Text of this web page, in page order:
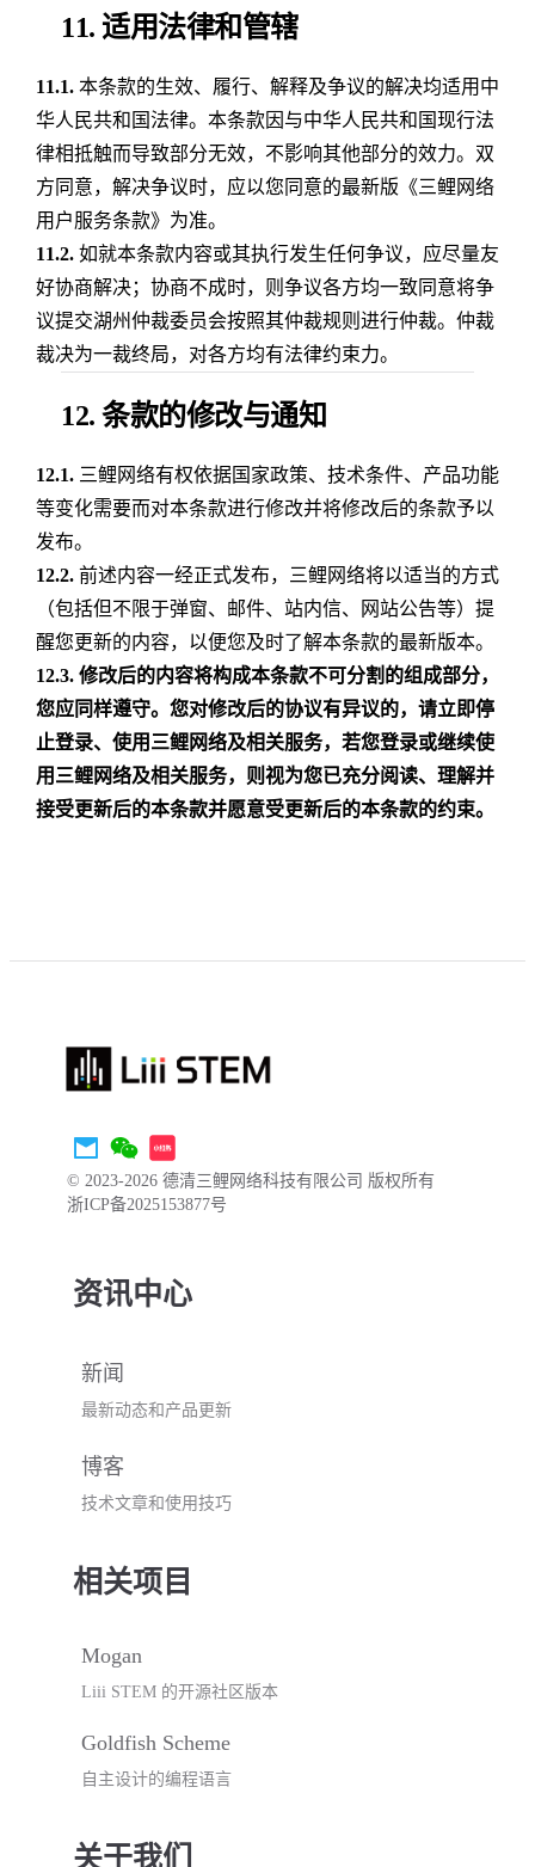
11. 适用法律和管辖
11.1.本条款的生效、履行、解释及争议的解决均适用中
华人民共和国法律。本条款因与中华人民共和国现行法
律相抵触而导致部分无效，不影响其他部分的效力。双
方同意，解决争议时，应以您同意的最新版《三鲤网络
用户服务条款》为准。
11.2.如就本条款内容或其执行发生任何争议，应尽量友
好协商解决；协商不成时，则争议各方均一致同意将争
议提交湖州仲裁委员会按照其仲裁规则进行仲裁。仲裁
裁决为一裁终局，对各方均有法律约束力。
12. 条款的修改与通知
12.1.三鲤网络有权依据国家政策、技术条件、产品功能
等变化需要而对本条款进行修改并将修改后的条款予以
发布。
12.2.前述内容一经正式发布，三鲤网络将以适当的方式
（包括但不限于弹窗、邮件、站内信、网站公告等）提
醒您更新的内容，以便您及时了解本条款的最新版本。
12.3. 修改后的内容将构成本条款不可分割的组成部分，
您应同样遵守。您对修改后的协议有异议的，请立即停
止登录、使用三鲤网络及相关服务，若您登录或继续使
用三鲤网络及相关服务，则视为您已充分阅读、理解并
接受更新后的本条款并愿意受更新后的本条款的约束。
© 2023-2026 德清三鲤网络科技有限公司 版权所有
浙ICP备2025153877号
资讯中心
新闻
最新动态和产品更新
博客
技术文章和使用技巧
相关项目
Mogan
Liii STEM 的开源社区版本
Goldfish Scheme
自主设计的编程语言
关于我们